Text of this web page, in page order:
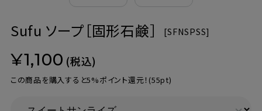
Sufu ソープ［固形石鹸］ [SFNSPSS]
¥1,100 (税込)
この商品を購入すると5%ポイント還元！ (55pt)